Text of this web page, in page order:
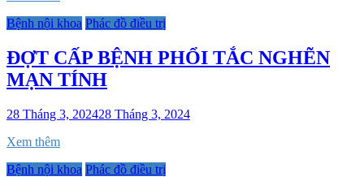
Bệnh nội khoa Phác đồ điều trị
ĐỢT CẤP BỆNH PHỔI TẮC NGHẼN
MẠN TÍNH
28 Tháng 3, 202428 Tháng 3, 2024
Xem thêm
Bệnh nội khoa Phác đồ điều trị